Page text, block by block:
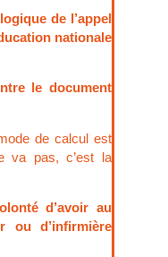
de l’appel
nationale
le document
de calcul est
va pas, c’est la
d’avoir au
ou d’infirmière